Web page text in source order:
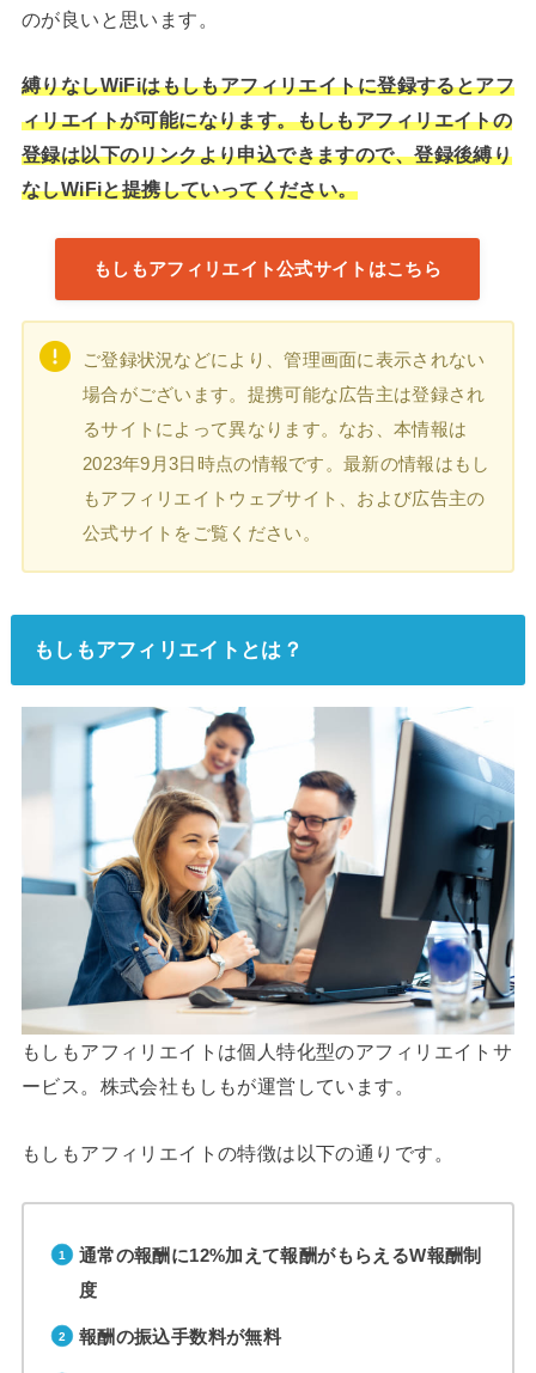
のが良いと思います。
縛りなしWiFiはもしもアフィリエイトに登録するとアフ
ィリエイトが可能になります。もしもアフィリエイトの
登録は以下のリンクより申込できますので、登録後縛り
なしWiFiと提携していってください。
もしもアフィリエイト公式サイトはこちら
ご登録状況などにより、管理画面に表示されない
場合がございます。提携可能な広告主は登録され
るサイトによって異なります。なお、本情報は
2023年9月3日時点の情報です。最新の情報はもし
もアフィリエイトウェブサイト、および広告主の
公式サイトをご覧ください。
もしもアフィリエイトとは？
もしもアフィリエイトは個人特化型のアフィリエイトサ
ービス。株式会社もしもが運営しています。
もしもアフィリエイトの特徴は以下の通りです。
通常の報酬に12%加えて報酬がもらえるW報酬制
度
報酬の振込手数料が無料